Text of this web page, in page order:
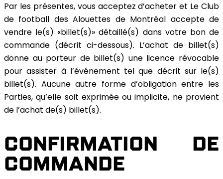
Par les présentes, vous acceptez d’acheter et Le Club
de football des Alouettes de Montréal accepte de
vendre le(s) «billet(s)» détaillé(s) dans votre bon de
commande (décrit ci-dessous). L’achat de billet(s)
donne au porteur de billet(s) une licence révocable
pour assister à l’événement tel que décrit sur le(s)
billet(s). Aucune autre forme d’obligation entre les
Parties, qu’elle soit exprimée ou implicite, ne provient
de l’achat de(s) billet(s).
CONFIRMATION DE
COMMANDE